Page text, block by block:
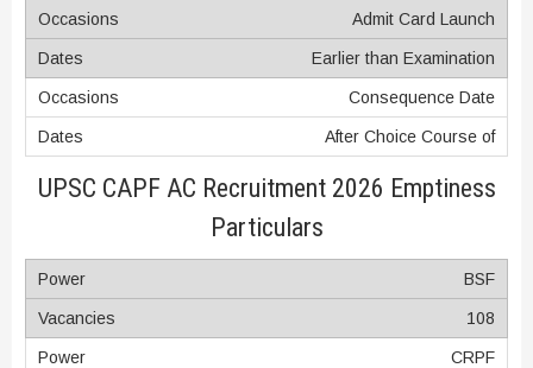
Admit Card Launch
Earlier than Examination
Consequence Date
After Choice Course of
UPSC CAPF AC Recruitment 2026 Emptiness
Particulars
BSF
108
CRPF